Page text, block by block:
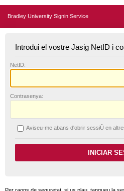
Bradley University Signin Service
Introdui el vostre Jasig NetID i
NetID:
Contrasenya:
Aviseu-me abans d'obrir sessiÛ en